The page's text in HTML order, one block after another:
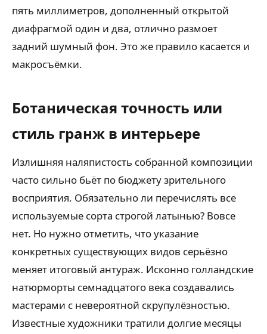
пять миллиметров, дополненный открытой
диафрагмой один и два, отлично размоет
задний шумный фон. Это же правило касается и
макросъёмки.
Ботаническая точность или
стиль гранж в интерьере
Излишняя наляпистость собранной композиции
часто сильно бьёт по бюджету зрительного
восприятия. Обязательно ли перечислять все
используемые сорта строгой латынью? Вовсе
нет. Но нужно отметить, что указание
конкретных существующих видов серьёзно
меняет итоговый антураж. Исконно голландские
натюрморты семнадцатого века создавались
мастерами с невероятной скрупулёзностью.
Известные художники тратили долгие месяцы